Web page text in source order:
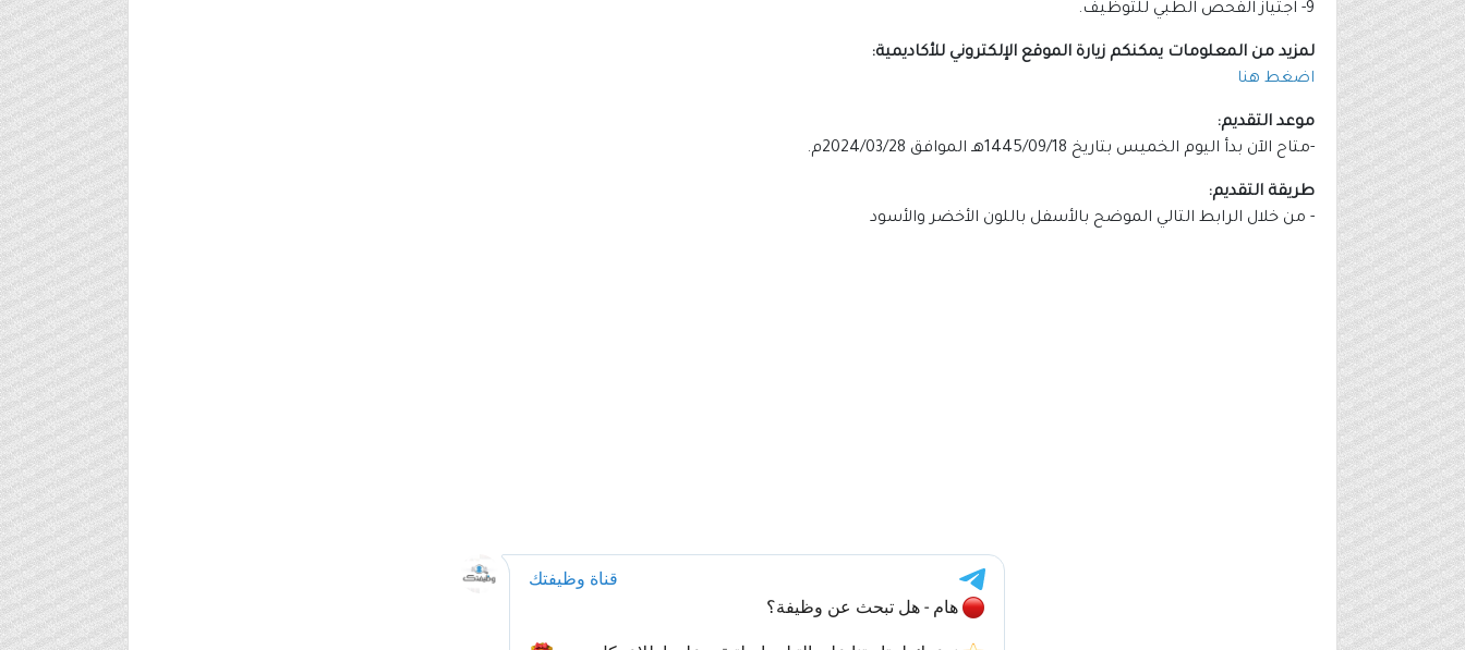
لمزيد من المعلومات يمكنكم زيارة الموقع الإلكتروني للأكاديمية:
اضغط هنا
موعد التقديم:
-متاح الآن بدأ اليوم الخميس بتاريخ 1445/09/18هـ الموافق 2024/03/28م.
طريقة التقديم:
- من خلال الرابط التالي الموضح بالأسفل باللون الأخضر والأسود